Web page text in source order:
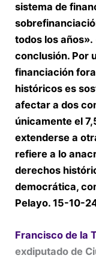
sistema de
todos los años».
conclusión. Por
financiación
históricos es
afectar a dos
únicamente el
extenderse a
refiere a lo
derechos
democrática,
Pelayo. 15-10-
Francisco de la
exdiputado de